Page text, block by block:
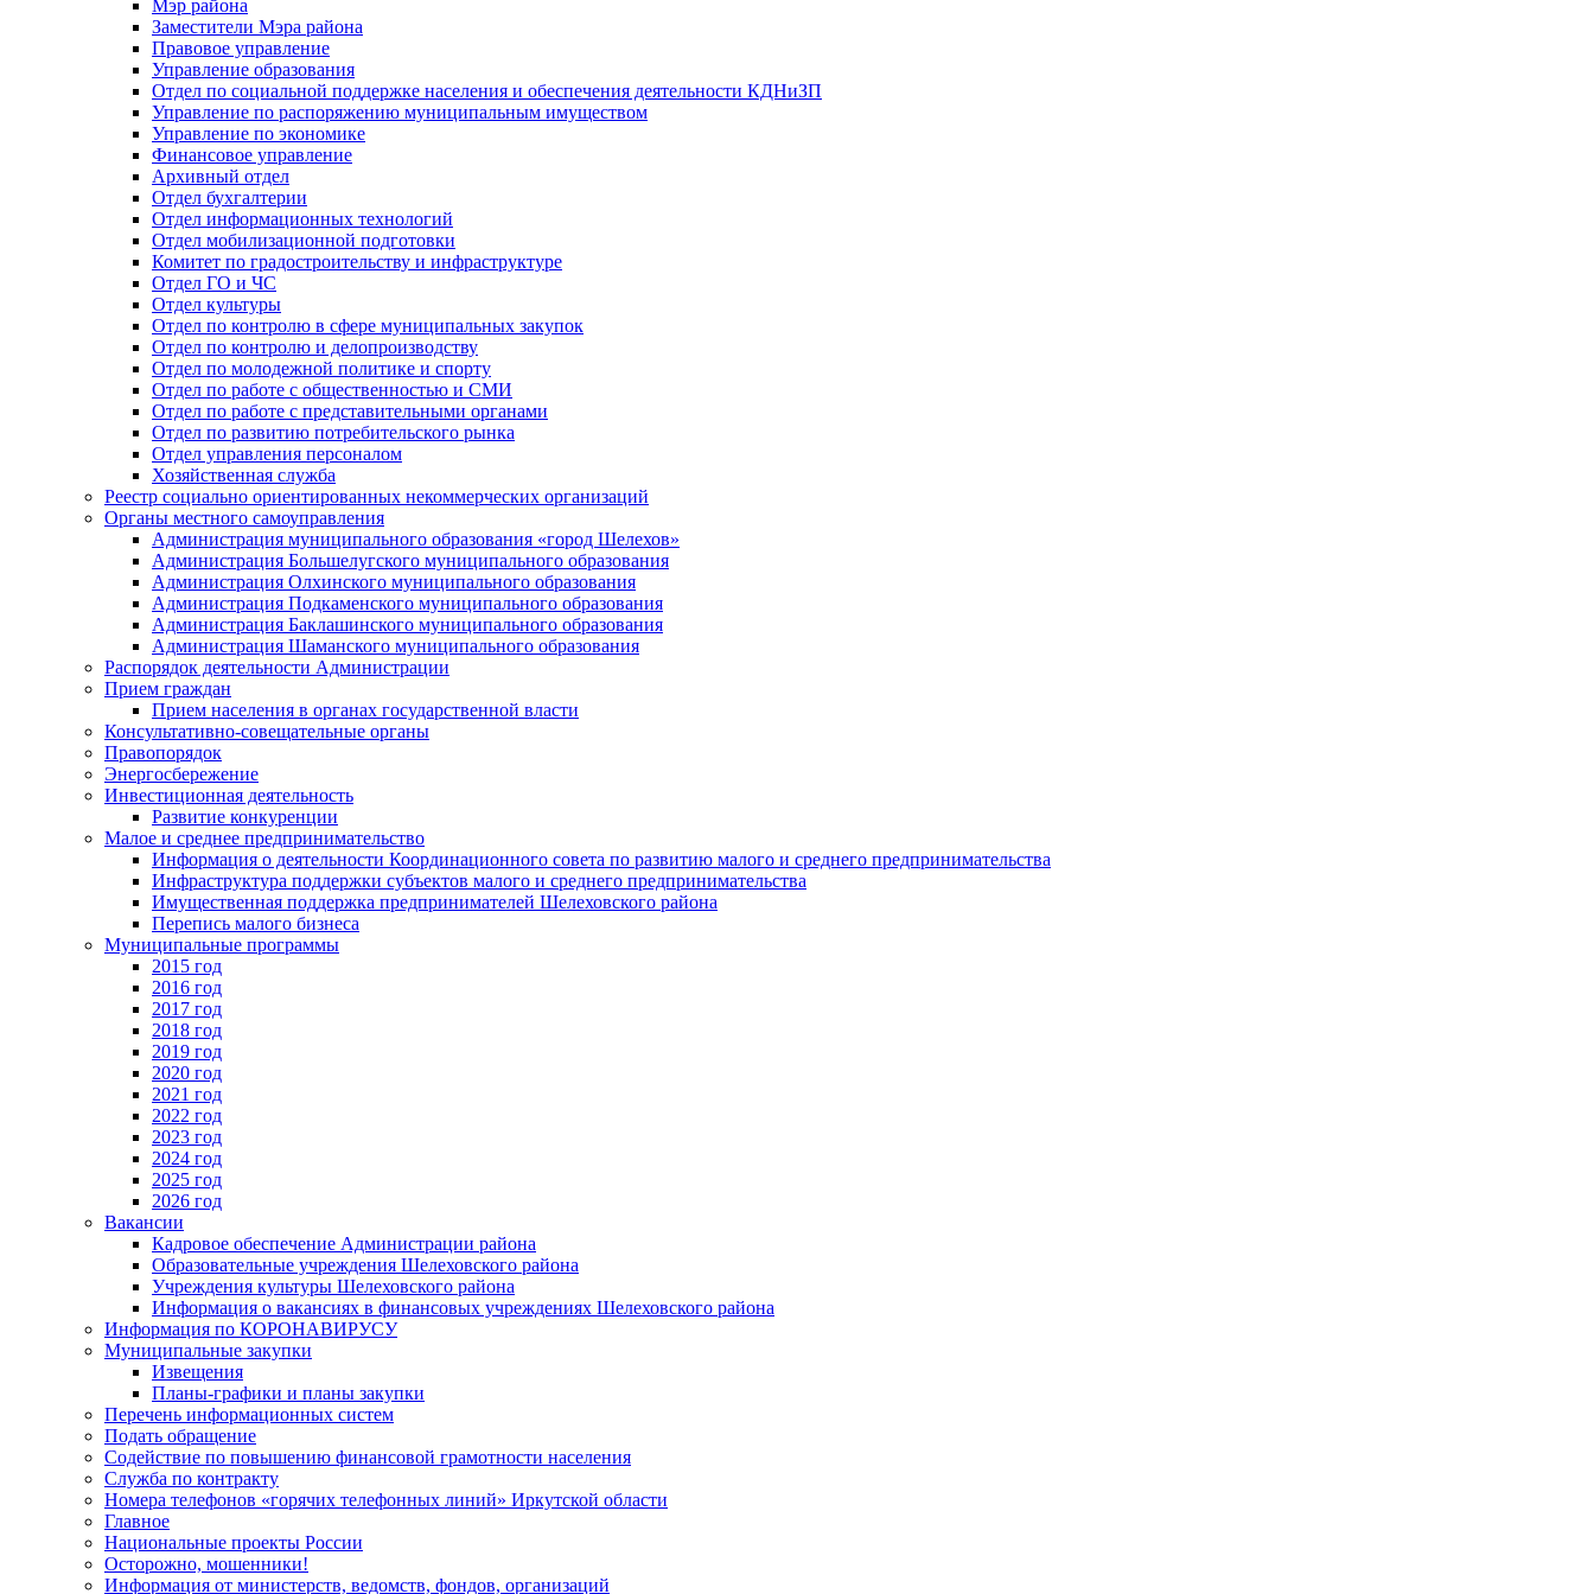
Мэр района
Заместители Мэра района
Правовое управление
Управление образования
Отдел по социальной поддержке населения и обеспечения деятельности КДНиЗП
Управление по распоряжению муниципальным имуществом
Управление по экономике
Финансовое управление
Архивный отдел
Отдел бухгалтерии
Отдел информационных технологий
Отдел мобилизационной подготовки
Комитет по градостроительству и инфраструктуре
Отдел ГО и ЧС
Отдел культуры
Отдел по контролю в сфере муниципальных закупок
Отдел по контролю и делопроизводству
Отдел по молодежной политике и спорту
Отдел по работе с общественностью и СМИ
Отдел по работе с представительными органами
Отдел по развитию потребительского рынка
Отдел управления персоналом
Хозяйственная служба
Реестр социально ориентированных некоммерческих организаций
Органы местного самоуправления
Администрация муниципального образования «город Шелехов»
Администрация Большелугского муниципального образования
Администрация Олхинского муниципального образования
Администрация Подкаменского муниципального образования
Администрация Баклашинского муниципального образования
Администрация Шаманского муниципального образования
Распорядок деятельности Администрации
Прием граждан
Прием населения в органах государственной власти
Консультативно-совещательные органы
Правопорядок
Энергосбережение
Инвестиционная деятельность
Развитие конкуренции
Малое и среднее предпринимательство
Информация о деятельности Координационного совета по развитию малого и среднего предпринимательства
Инфраструктура поддержки субъектов малого и среднего предпринимательства
Имущественная поддержка предпринимателей Шелеховского района
Перепись малого бизнеса
Муниципальные программы
2015 год
2016 год
2017 год
2018 год
2019 год
2020 год
2021 год
2022 год
2023 год
2024 год
2025 год
2026 год
Вакансии
Кадровое обеспечение Администрации района
Образовательные учреждения Шелеховского района
Учреждения культуры Шелеховского района
Информация о вакансиях в финансовых учреждениях Шелеховского района
Информация по КОРОНАВИРУСУ
Муниципальные закупки
Извещения
Планы-графики и планы закупки
Перечень информационных систем
Подать обращение
Содействие по повышению финансовой грамотности населения
Служба по контракту
Номера телефонов «горячих телефонных линий» Иркутской области
Главное
Национальные проекты России
Осторожно, мошенники!
Информация от министерств, ведомств, фондов, организаций